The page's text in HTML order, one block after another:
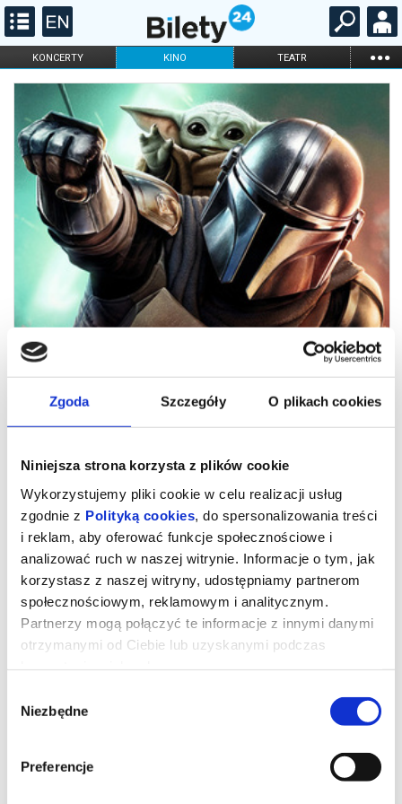
Zgoda Szczegóły O plikach cookies
Niniejsza strona korzysta z plików cookie
Wykorzystujemy pliki cookie w celu realizacji usług
zgodnie z Polityką cookies , do spersonalizowania treści
i reklam, aby oferować funkcje społecznościowe i
analizować ruch w naszej witrynie. Informacje o tym, jak
korzystasz z naszej witryny, udostępniamy partnerom
społecznościowym, reklamowym i analitycznym.
Partnerzy mogą połączyć te informacje z innymi danymi
otrzymanymi od Ciebie lub uzyskanymi podczas
zgody
Niezbędne
Preferencje
KONCERTY KINO TEATR ...
FILHARMONIA OPERA I BALET
DLA DZIECI
ONLINE
Gwiezdne wojny: Mandalorian i
Złowrogie Imperium upadło, a imperialni watażkowie wciąż są
rozproszeni po całej galaktyce. Nowo powstała Nowa Republika,